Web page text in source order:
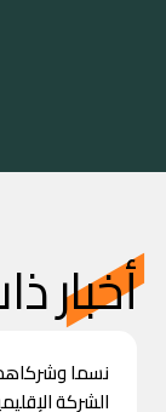
أخبار
نسما
الشركة